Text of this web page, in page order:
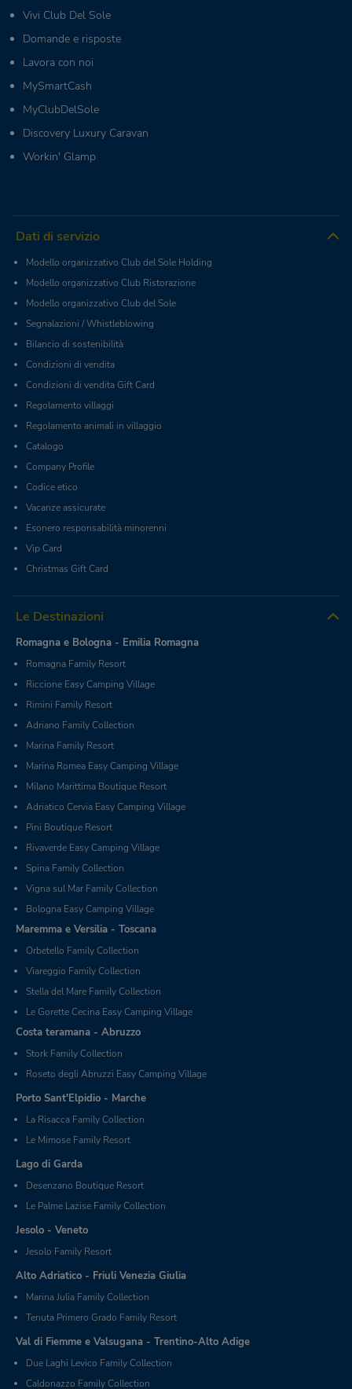
Vivi Club Del Sole
Domande e risposte
Lavora con noi
MySmartCash
MyClubDelSole
Discovery Luxury Caravan
Workin' Glamp
Dati di servizio
Modello organizzativo Club del Sole Holding
Modello organizzativo Club Ristorazione
Modello organizzativo Club del Sole
Segnalazioni / Whistleblowing
Bilancio di sostenibilità
Condizioni di vendita
Condizioni di vendita Gift Card
Regolamento villaggi
Regolamento animali in villaggio
Catalogo
Company Profile
Codice etico
Vacanze assicurate
Esonero responsabilità minorenni
Vip Card
Christmas Gift Card
Le Destinazioni
Romagna e Bologna - Emilia Romagna
Romagna Family Resort
Riccione Easy Camping Village
Rimini Family Resort
Adriano Family Collection
Marina Family Resort
Marina Romea Easy Camping Village
Milano Marittima Boutique Resort
Adriatico Cervia Easy Camping Village
Pini Boutique Resort
Rivaverde Easy Camping Village
Spina Family Collection
Vigna sul Mar Family Collection
Bologna Easy Camping Village
Maremma e Versilia - Toscana
Orbetello Family Collection
Viareggio Family Collection
Stella del Mare Family Collection
Le Gorette Cecina Easy Camping Village
Costa teramana - Abruzzo
Stork Family Collection
Roseto degli Abruzzi Easy Camping Village
Porto Sant'Elpidio - Marche
La Risacca Family Collection
Le Mimose Family Resort
Lago di Garda
Desenzano Boutique Resort
Le Palme Lazise Family Collection
Jesolo - Veneto
Jesolo Family Resort
Alto Adriatico - Friuli Venezia Giulia
Marina Julia Family Collection
Tenuta Primero Grado Family Resort
Val di Fiemme e Valsugana - Trentino-Alto Adige
Due Laghi Levico Family Collection
Caldonazzo Family Collection